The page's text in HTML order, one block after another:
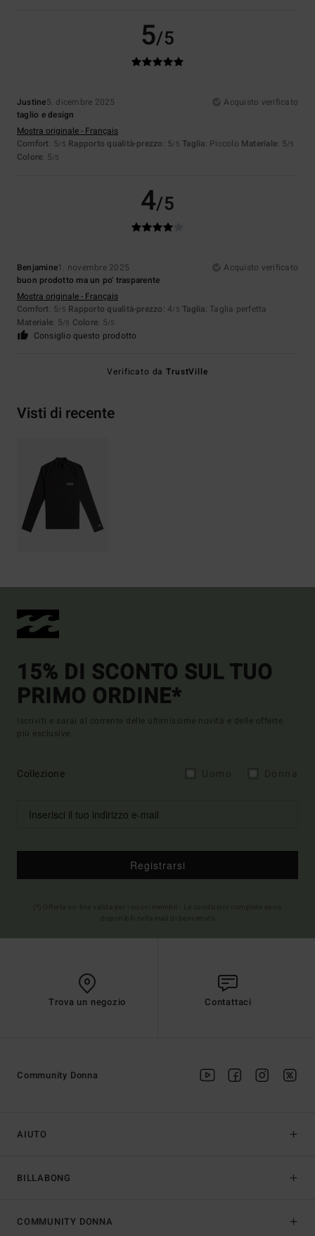
5/5
Justine5. dicembre 2025
Acquisto verificato
taglio e design
Mostra originale - Français
Comfort: 5/5 Rapporto qualità-prezzo: 5/5 Taglia: Piccolo Materiale: 5/5
Colore: 5/5
4/5
Benjamine1. novembre 2025
Acquisto verificato
buon prodotto ma un po' trasparente
Mostra originale - Français
Comfort: 5/5 Rapporto qualità-prezzo: 4/5 Taglia: Taglia perfetta
Materiale: 5/5 Colore: 5/5
Consiglio questo prodotto
Verificato daTrustVille
Visti di recente
15% DI SCONTO SUL TUO
PRIMO ORDINE*
Iscriviti e sarai al corrente delle ultimissime novità e delle offerte
più esclusive.
Collezione
Registrarsi
Trova un negozio Contattaci
AIUTO
BILLABONG
Community Donna
COMMUNITY DONNA